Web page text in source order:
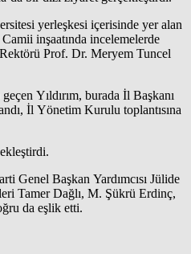
yerleşkesi içerisinde yer alan
inşaatında incelemelerde
Prof. Dr. Meryem Tuncel
Yıldırım, burada İl Başkanı
İl Yönetim Kurulu toplantısına
Genel Başkan Yardımcısı Jülide
Tamer Dağlı, M. Şükrü Erdinç,
da eşlik etti.